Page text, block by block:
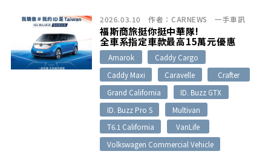
及六年期滿保證買回方案。8月底前完成
購車與交車者，還可申請價值2萬元以上
的廣告行銷資源。
2026.03.10 作者： CARNEWS 一手車訊
福斯商旅挺你挺中華隊!
全車系指定車款最高15萬元優惠
Amarok
Caddy Cargo
Caddy Maxi
Caravelle
Crafter
Grand California
ID. Buzz GTX
ID. Buzz Pro S
Multivan
T6.1 California
VanLife
Volkswagen Commercial Vehicle